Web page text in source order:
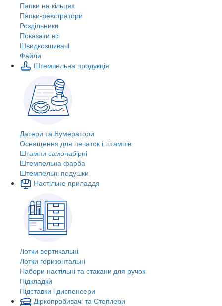
Папки на кільцях
Папки-реєстратори
Роздільники
Показати всі
Швидкозшивачi
Файли
Штемпельна продукція
Датери та Нумератори
Оснащення для печаток і штампів
Штампи самонабірні
Штемпельна фарба
Штемпельні подушки
Настільне приладдя
Лотки вертикальні
Лотки горизонтальні
Набори настільні та стакани для ручок
Підкладки
Підставки і диспенсери
Діркопробивачі та Степлери